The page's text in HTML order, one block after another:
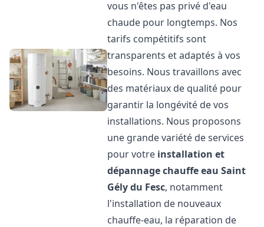
vous n'êtes pas privé d'eau
chaude pour longtemps. Nos
tarifs compétitifs sont
transparents et adaptés à vos
besoins. Nous travaillons avec
des matériaux de qualité pour
garantir la longévité de vos
installations. Nous proposons
une grande variété de services
pour votre installation et
dépannage chauffe eau Saint
Gély du Fesc, notamment
l'installation de nouveaux
chauffe-eau, la réparation de